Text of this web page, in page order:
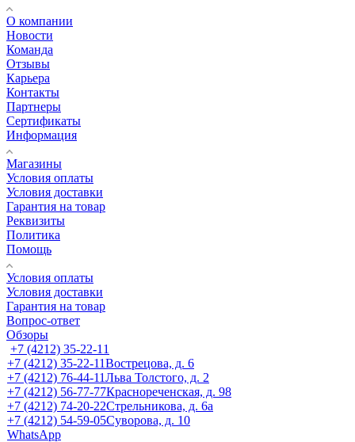
О компании
Новости
Команда
Отзывы
Карьера
Контакты
Партнеры
Сертификаты
Информация
Магазины
Условия оплаты
Условия доставки
Гарантия на товар
Реквизиты
Политика
Помощь
Условия оплаты
Условия доставки
Гарантия на товар
Вопрос-ответ
Обзоры
+7 (4212) 35-22-11
+7 (4212) 35-22-11Вострецова, д. 6
+7 (4212) 76-44-11Льва Толстого, д. 2
+7 (4212) 56-77-77Краснореченская, д. 98
+7 (4212) 74-20-22Стрельникова, д. 6а
+7 (4212) 54-59-05Суворова, д. 10
WhatsApp